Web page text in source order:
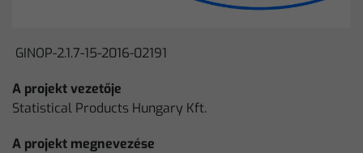
GINOP-2.1.7-15-2016-02191
A projekt vezetője
Statistical Products Hungary Kft.
A projekt megnevezése